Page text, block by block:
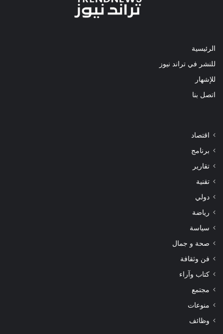
الرئيسية
للنشر في تراند نيوز
للإشهار
اتصل بنا
اقتصاد
برنامج
تقارير
تقنية
دولي
رياضة
سياسة
صحة و جمال
فن وثقافة
كتاب وآراء
مجتمع
منوعات
وظائف